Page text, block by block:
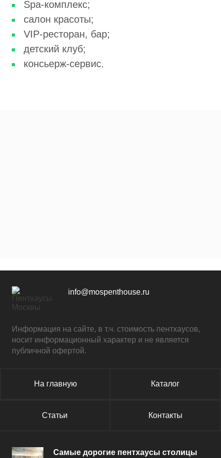
Spa-комплекс;
салон красоты;
VIP-ресторан, бар;
детский клуб;
консьерж-сервис.
info@mospenthouse.ru
Информация на сайте, в т.ч. стоимость пентхаусов,
носит информационный характер и не является
публичной офертой.
На главную Каталог
Статьи Контакты
Самые дорогие пентхаусы столицы